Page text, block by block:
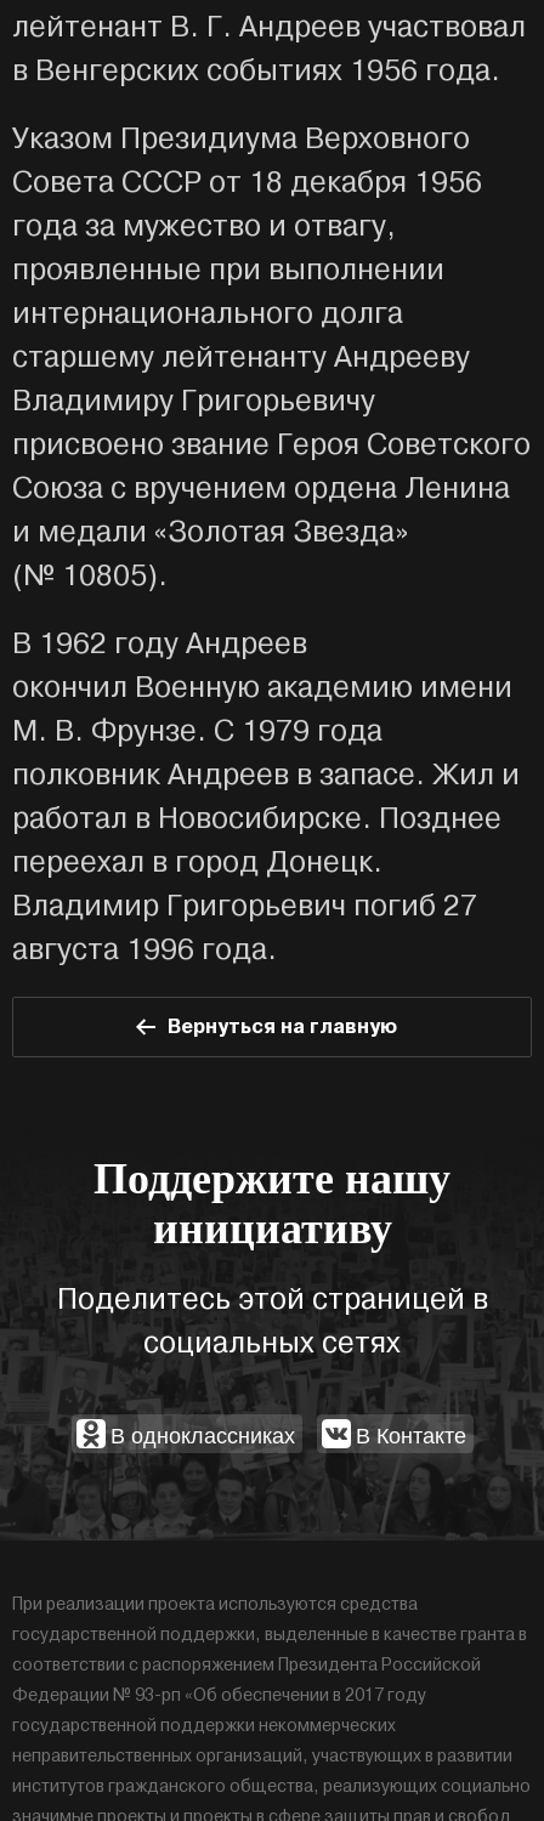
лейтенант В. Г. Андреев участвовал
в Венгерских событиях 1956 года.
Указом Президиума Верховного
Совета СССР от 18 декабря 1956
года за мужество и отвагу,
проявленные при выполнении
интернационального долга
старшему лейтенанту Андрееву
Владимиру Григорьевичу
присвоено звание Героя Советского
Союза с вручением ордена Ленина
и медали «Золотая Звезда»
(№ 10805).
В 1962 году Андреев
окончил Военную академию имени
М. В. Фрунзе. С 1979 года
полковник Андреев в запасе. Жил и
работал в Новосибирске. Позднее
переехал в город Донецк.
Владимир Григорьевич погиб 27
августа 1996 года.
Вернуться на главную
Поддержите нашу
инициативу
Поделитесь этой страницей в
социальных сетях
В одноклассниках В Контакте
При реализации проекта используются средства
государственной поддержки, выделенные в качестве гранта в
соответствии с распоряжением Президента Российской
Федерации № 93-рп «Об обеспечении в 2017 году
государственной поддержки некоммерческих
неправительственных организаций, участвующих в развитии
институтов гражданского общества, реализующих социально
значимые проекты и проекты в сфере защиты прав и свобод